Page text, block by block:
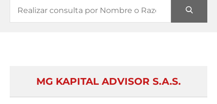
MG KAPITAL ADVISOR S.A.S.